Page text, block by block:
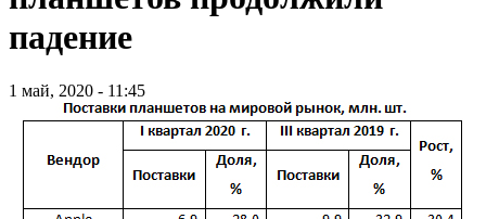
падение
1 май, 2020 - 11:45